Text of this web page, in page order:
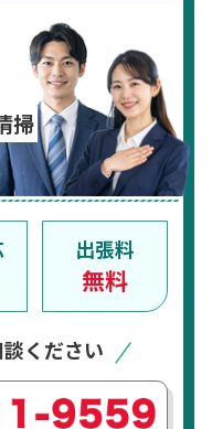
掃
出張料
無料
ください